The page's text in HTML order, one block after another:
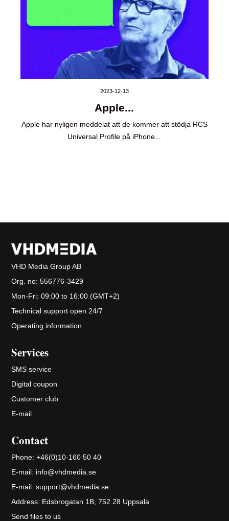
2023-12-13
Apple...
Apple har nyligen meddelat att de kommer att stödja RCS
Universal Profile på iPhone...
VHD Media Group AB
Org. no:556776-3429
Mon-Fri: 09:00 to 16:00 (GMT+2)
Technical support open 24/7
Operating information
Services
SMS service
Digital coupon
Customer club
E-mail
Contact
Phone:+46(0)10-160 50 40
E-mail: info@vhdmedia.se
E-mail:support@vhdmedia.se
Address: Edsbrogatan 1B, 752 28 Uppsala
Send files to us